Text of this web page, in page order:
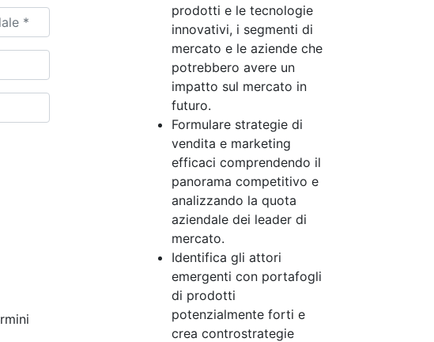
prodotti e le tecnologie
innovativi, i segmenti di
mercato e le aziende che
potrebbero avere un
impatto sul mercato in
futuro.
Formulare strategie di
vendita e marketing
efficaci comprendendo il
panorama competitivo e
analizzando la quota
aziendale dei leader di
mercato.
Identifica gli attori
emergenti con portafogli
di prodotti
potenzialmente forti e
crea controstrategie